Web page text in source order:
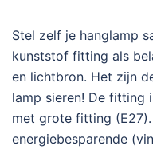
Stel zelf je hanglamp
kunststof fitting als
en lichtbron. Het zijn
lamp sieren! De fitting
met grote fitting
energiebesparende